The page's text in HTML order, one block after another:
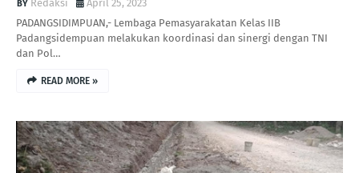
Redaksi
April 25, 2023
PADANGSIDIMPUAN,- Lembaga Pemasyarakatan Kelas IIB
Padangsidempuan melakukan koordinasi dan sinergi dengan TNI
dan Pol…
READ MORE »